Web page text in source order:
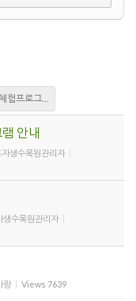
체험프로그램
안내
자생수목원관리자
생수목원관리자
랑 Views 7639